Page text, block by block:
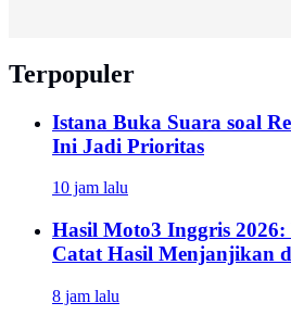
Terpopuler
Istana Buka Suara soal
Ini Jadi Prioritas
10 jam lalu
Hasil Moto3 Inggris 2026:
Catat Hasil Menjanjikan
8 jam lalu